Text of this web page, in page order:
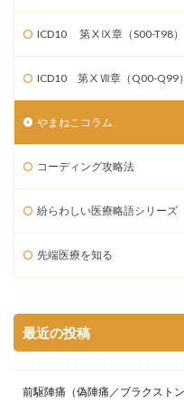
ICD10 第ⅩⅨ章（S00-T98）
ICD10 第ⅩⅦ章（Q00-Q99）
やまねこコラム
コーディング攻略法
紛らわしい医療略語シリーズ
先端医療を知る
最近の投稿
前駆陣痛（偽陣痛／ブラクスト